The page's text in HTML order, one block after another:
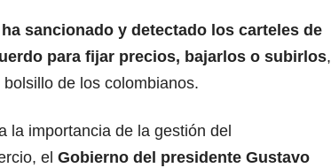
ha sancionado y detectado los carteles de
para fijar precios, bajarlos o subirlos,
de los colombianos.
la importancia de la gestión del
el Gobierno del presidente Gustavo